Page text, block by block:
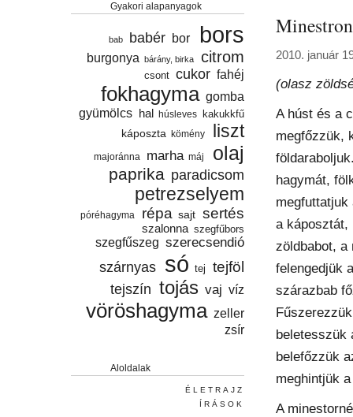
2010. január
(olasz
A húst és a
megfőzzük,
hagymát,
megfuttatjuk
a káposztát,
zöldbabot, a
felengedjük
szárazbab
beletesszük
belefőzzük
meghintjük
A
Gyakori alapanyagok
bab babér bor bors
burgonya bárány, birka citrom
csont cukor fahéj
fokhagyma gomba
gyümölcs
hal húsleves kakukkfű
káposzta kömény liszt
majoránna marha máj olaj
paprika paradicsom
petrezselyem
póréhagyma répa sajt sertés
szalonna szegfűbors
szegfűszeg szerecsendió
szárnyas só tej tejföl
tejszín tojás vaj víz
vöröshagyma zeller
zsír
Aloldalak
ÉLETRAJZ
ÍRÁSOK